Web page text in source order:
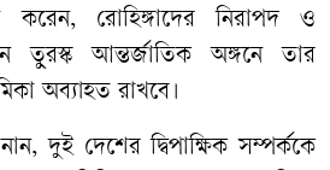
করেন, রোহিঙ্গাদের নিরাপদ ও
তুরস্ক আন্তর্জাতিক অঙ্গনে তার
অব্যাহত রাখবে।
দুই দেশের দ্বিপাক্ষিক সম্পর্ককে